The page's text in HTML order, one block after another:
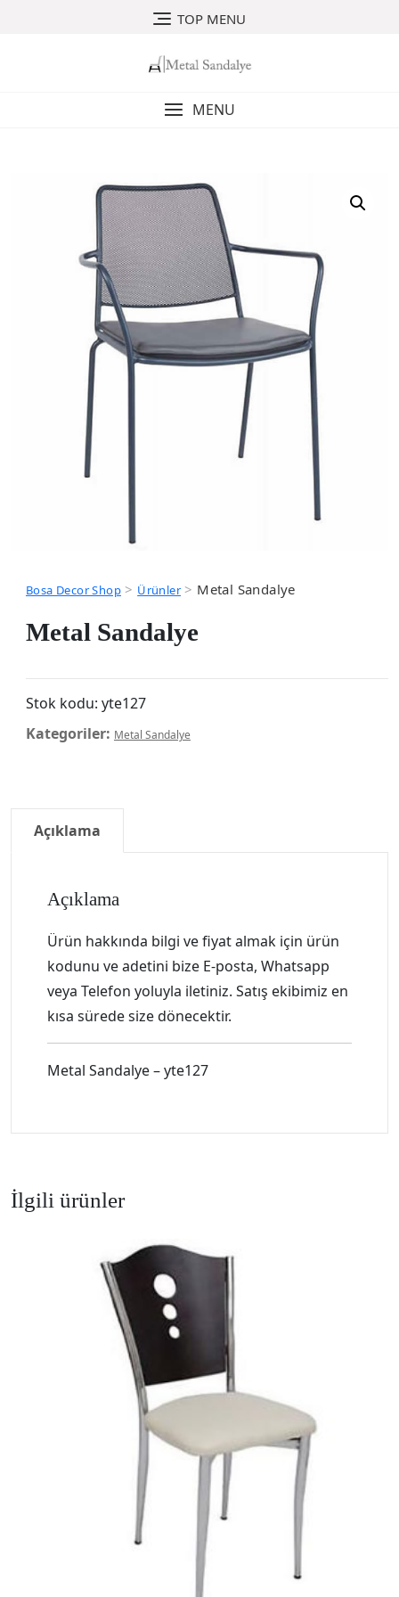
TOP MENU
MENU
Bosa Decor Shop> Ürünler> Metal Sandalye
Metal Sandalye
Stok kodu: yte127
Kategoriler: Metal Sandalye
Açıklama
Açıklama
Ürün hakkında bilgi ve fiyat almak için ürün
kodunu ve adetini bize E-posta, Whatsapp
veya Telefon yoluyla iletiniz. Satış ekibimiz en
kısa sürede size dönecektir.
Metal Sandalye – yte127
İlgili ürünler